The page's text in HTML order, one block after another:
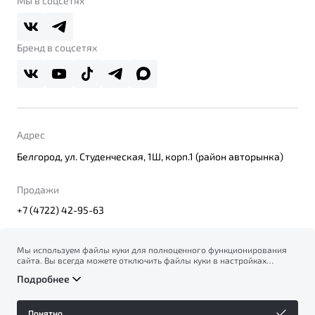
Belgee Плюс
Реферальная программа
Правовая информация
Бренд в соцсетях
Адрес
Белгород, ул. Студенческая, 1Ш, корп.1 (район авторынка)
Продажи
+7 (4722) 42-95-63
© 2026
Политика конфиденциальности персональных данных
Мы используем файлы куки для полноценного функционирования
сайта. Вы всегда можете отключить файлы куки в настройках
на сбор и использование файлов куки, и подтверждаете
возможной блокировке файлов куки вПолитике
конфиденциальности
Подробнее
Понятно